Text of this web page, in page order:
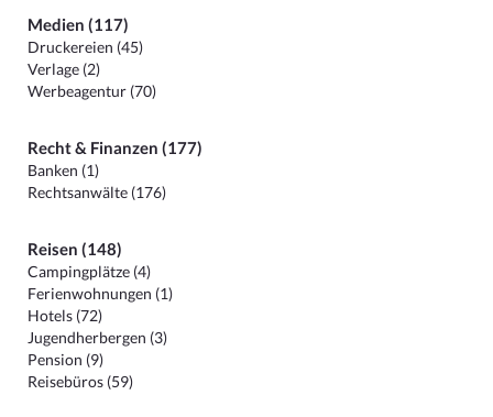
Medien (117)
Druckereien (45)
Verlage (2)
Werbeagentur (70)
Recht & Finanzen (177)
Banken (1)
Rechtsanwälte (176)
Reisen (148)
Campingplätze (4)
Ferienwohnungen (1)
Hotels (72)
Jugendherbergen (3)
Pension (9)
Reisebüros (59)